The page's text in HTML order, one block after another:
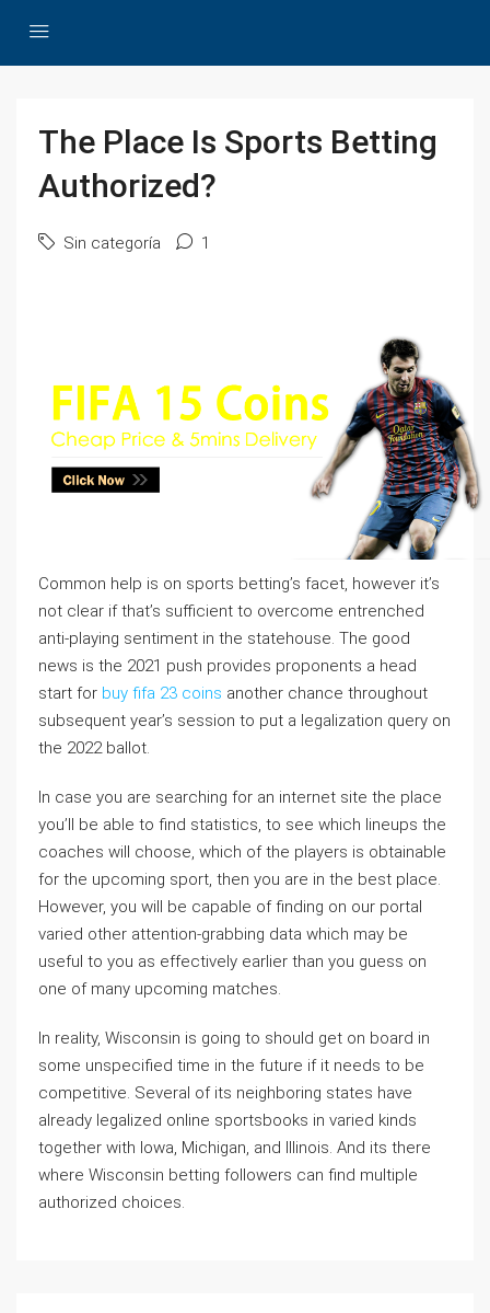
The Place Is Sports Betting
Authorized?
Sin categoría 1
Common help is on sports betting’s facet, however it’s
not clear if that’s sufficient to overcome entrenched
anti-playing sentiment in the statehouse. The good
news is the 2021 push provides proponents a head
start for buy fifa 23 coins another chance throughout
subsequent year’s session to put a legalization query on
the 2022 ballot.
In case you are searching for an internet site the place
you’ll be able to find statistics, to see which lineups the
coaches will choose, which of the players is obtainable
for the upcoming sport, then you are in the best place.
However, you will be capable of finding on our portal
varied other attention-grabbing data which may be
useful to you as effectively earlier than you guess on
one of many upcoming matches.
In reality, Wisconsin is going to should get on board in
some unspecified time in the future if it needs to be
competitive. Several of its neighboring states have
already legalized online sportsbooks in varied kinds
together with Iowa, Michigan, and Illinois. And its there
where Wisconsin betting followers can find multiple
authorized choices.